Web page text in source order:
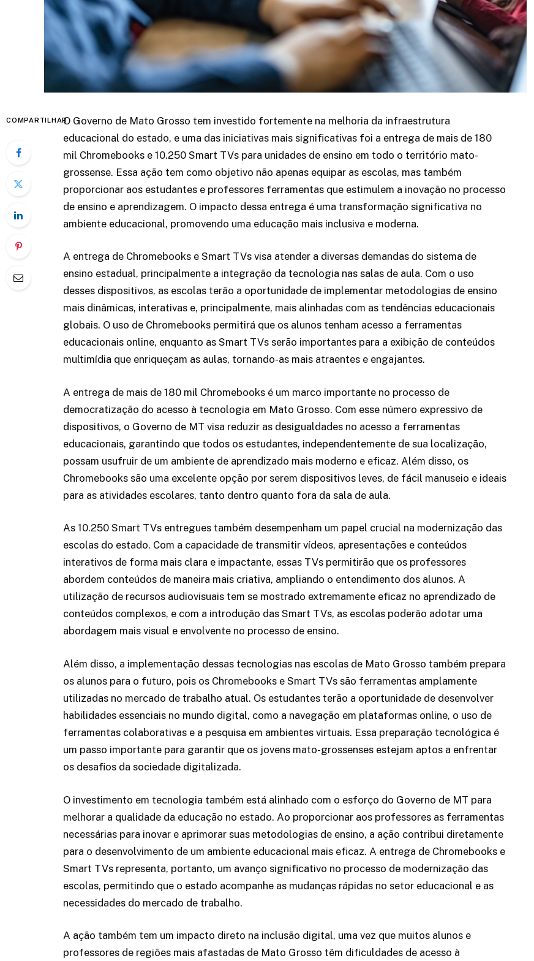
COMPARTILHARO Governo de Mato Grosso tem investido fortemente na melhoria da infraestrutura
educacional do estado, e uma das iniciativas mais significativas foi a entrega de mais de 180
mil Chromebooks e 10.250 Smart TVs para unidades de ensino em todo o território mato-
grossense. Essa ação tem como objetivo não apenas equipar as escolas, mas também
proporcionar aos estudantes e professores ferramentas que estimulem a inovação no processo
de ensino e aprendizagem. O impacto dessa entrega é uma transformação significativa no
ambiente educacional, promovendo uma educação mais inclusiva e moderna.
A entrega de Chromebooks e Smart TVs visa atender a diversas demandas do sistema de
ensino estadual, principalmente a integração da tecnologia nas salas de aula. Com o uso
desses dispositivos, as escolas terão a oportunidade de implementar metodologias de ensino
mais dinâmicas, interativas e, principalmente, mais alinhadas com as tendências educacionais
globais. O uso de Chromebooks permitirá que os alunos tenham acesso a ferramentas
educacionais online, enquanto as Smart TVs serão importantes para a exibição de conteúdos
multimídia que enriqueçam as aulas, tornando-as mais atraentes e engajantes.
A entrega de mais de 180 mil Chromebooks é um marco importante no processo de
democratização do acesso à tecnologia em Mato Grosso. Com esse número expressivo de
dispositivos, o Governo de MT visa reduzir as desigualdades no acesso a ferramentas
educacionais, garantindo que todos os estudantes, independentemente de sua localização,
possam usufruir de um ambiente de aprendizado mais moderno e eficaz. Além disso, os
Chromebooks são uma excelente opção por serem dispositivos leves, de fácil manuseio e ideais
para as atividades escolares, tanto dentro quanto fora da sala de aula.
As 10.250 Smart TVs entregues também desempenham um papel crucial na modernização das
escolas do estado. Com a capacidade de transmitir vídeos, apresentações e conteúdos
interativos de forma mais clara e impactante, essas TVs permitirão que os professores
abordem conteúdos de maneira mais criativa, ampliando o entendimento dos alunos. A
utilização de recursos audiovisuais tem se mostrado extremamente eficaz no aprendizado de
conteúdos complexos, e com a introdução das Smart TVs, as escolas poderão adotar uma
abordagem mais visual e envolvente no processo de ensino.
Além disso, a implementação dessas tecnologias nas escolas de Mato Grosso também prepara
os alunos para o futuro, pois os Chromebooks e Smart TVs são ferramentas amplamente
utilizadas no mercado de trabalho atual. Os estudantes terão a oportunidade de desenvolver
habilidades essenciais no mundo digital, como a navegação em plataformas online, o uso de
ferramentas colaborativas e a pesquisa em ambientes virtuais. Essa preparação tecnológica é
um passo importante para garantir que os jovens mato-grossenses estejam aptos a enfrentar
os desafios da sociedade digitalizada.
O investimento em tecnologia também está alinhado com o esforço do Governo de MT para
melhorar a qualidade da educação no estado. Ao proporcionar aos professores as ferramentas
necessárias para inovar e aprimorar suas metodologias de ensino, a ação contribui diretamente
para o desenvolvimento de um ambiente educacional mais eficaz. A entrega de Chromebooks e
Smart TVs representa, portanto, um avanço significativo no processo de modernização das
escolas, permitindo que o estado acompanhe as mudanças rápidas no setor educacional e as
necessidades do mercado de trabalho.
A ação também tem um impacto direto na inclusão digital, uma vez que muitos alunos e
professores de regiões mais afastadas de Mato Grosso têm dificuldades de acesso à